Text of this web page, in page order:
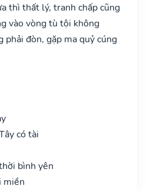
thì thất lý, tranh chấp cũng
vào vòng tù tội không
phải đòn, gặp ma quỷ cúng
có tài
bình yên
miền